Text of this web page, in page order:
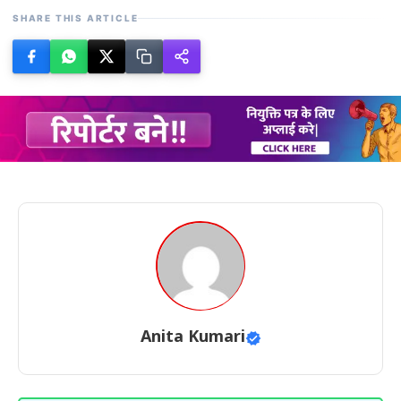
SHARE THIS ARTICLE
Anita Kumari